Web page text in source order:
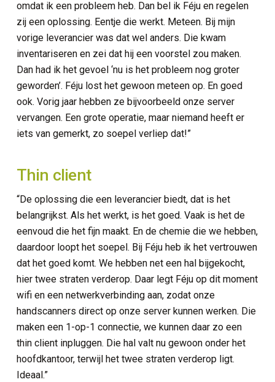
omdat ik een probleem heb. Dan bel ik Féju en regelen
zij een oplossing. Eentje die werkt. Meteen. Bij mijn
vorige leverancier was dat wel anders. Die kwam
inventariseren en zei dat hij een voorstel zou maken.
Dan had ik het gevoel ‘nu is het probleem nog groter
geworden’. Féju lost het gewoon meteen op. En goed
ook. Vorig jaar hebben ze bijvoorbeeld onze server
vervangen. Een grote operatie, maar niemand heeft er
iets van gemerkt, zo soepel verliep dat!”
Thin client
“De oplossing die een leverancier biedt, dat is het
belangrijkst. Als het werkt, is het goed. Vaak is het de
eenvoud die het fijn maakt. En de chemie die we hebben,
daardoor loopt het soepel. Bij Féju heb ik het vertrouwen
dat het goed komt. We hebben net een hal bijgekocht,
hier twee straten verderop. Daar legt Féju op dit moment
wifi en een netwerkverbinding aan, zodat onze
handscanners direct op onze server kunnen werken. Die
maken een 1-op-1 connectie, we kunnen daar zo een
thin client inpluggen. Die hal valt nu gewoon onder het
hoofdkantoor, terwijl het twee straten verderop ligt.
Ideaal.”
ICT services
netwerkinfrastructuur
en connectiviteit